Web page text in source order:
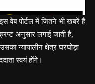
वेब पोर्टल में जितने भी खबरें हैं
अनुसार लगाई जाती है,
न्यायालीन क्षेत्र घरघोड़ा
स्वयं होंगे।